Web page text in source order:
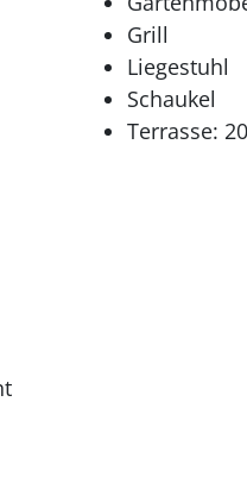
Grill
Liegestuhl
Schaukel
Terrasse: